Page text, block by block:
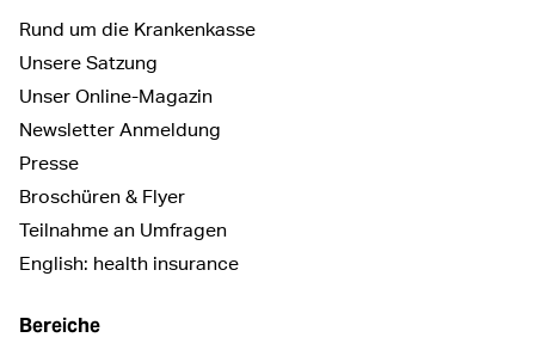
Rund um die Krankenkasse
Unsere Satzung
Unser Online-Magazin
Newsletter Anmeldung
Presse
Broschüren & Flyer
Teilnahme an Umfragen
English: health insurance
Bereiche